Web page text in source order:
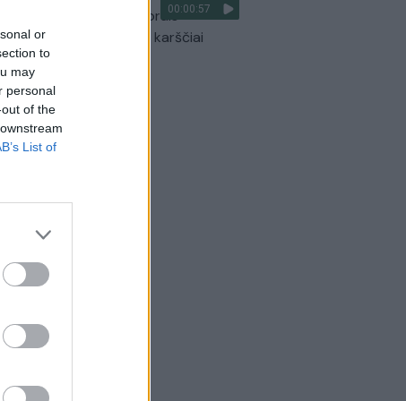
or
to
may
personal
of the
List of
00:00:57
atsakė, kokiais orais
darbo savaitę: karščiai
Žinios | Orai